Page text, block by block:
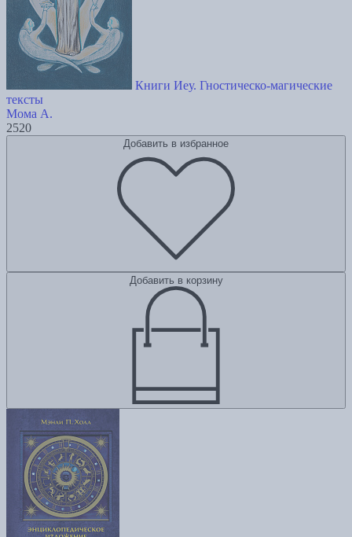
Книги Иеу. Гностическо-магические
тексты
Мома А.
2520
Добавить в избранное
Добавить в корзину